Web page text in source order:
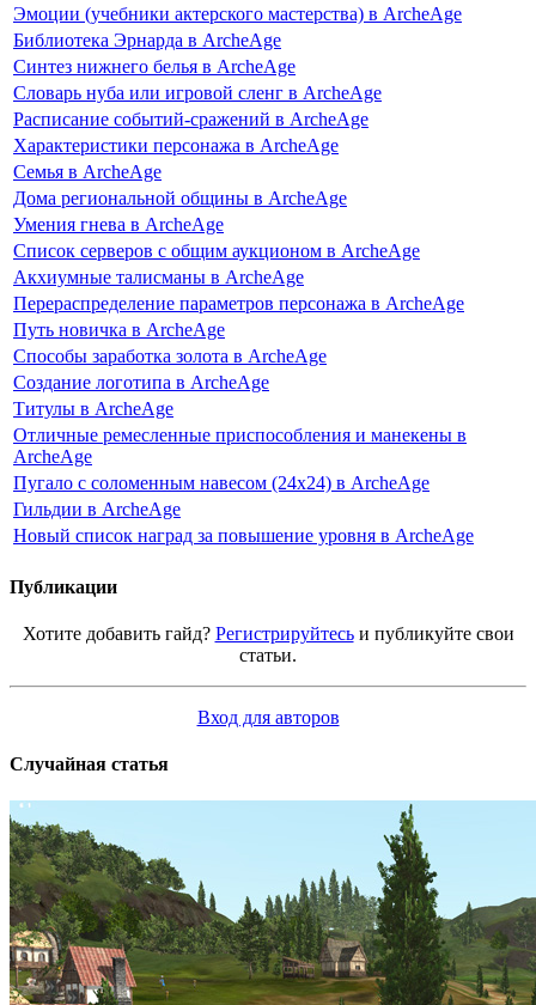
Эмоции (учебники актерского мастерства) в ArcheAge
Библиотека Эрнарда в ArcheAge
Синтез нижнего белья в ArcheAge
Словарь нуба или игровой сленг в ArcheAge
Расписание событий-сражений в ArcheAge
Характеристики персонажа в ArcheAge
Семья в ArcheAge
Дома региональной общины в ArcheAge
Умения гнева в ArcheAge
Список серверов с общим аукционом в ArcheAge
Акхиумные талисманы в ArcheAge
Перераспределение параметров персонажа в ArcheAge
Путь новичка в ArcheAge
Способы заработка золота в ArcheAge
Создание логотипа в ArcheAge
Титулы в ArcheAge
Отличные ремесленные приспособления и манекены в
ArcheAge
Пугало с соломенным навесом (24х24) в ArcheAge
Гильдии в ArcheAge
Новый список наград за повышение уровня в ArcheAge
Публикации
Хотите добавить гайд? Регистрируйтесьи публикуйте свои
статьи.
Вход для авторов
Случайная статья